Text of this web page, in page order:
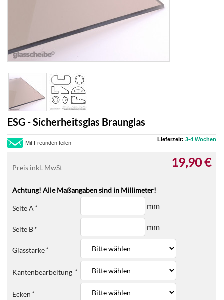
ESG - Sicherheitsglas Braunglas
Mit Freunden teilen
Lieferzeit: 3-4 Wochen
Preis inkl. MwSt 19,90 €
Achtung! Alle Maßangaben sind in Millimeter!
Seite A* mm
Seite B* mm
Glasstärke*
Kantenbearbeitung *
Ecken*